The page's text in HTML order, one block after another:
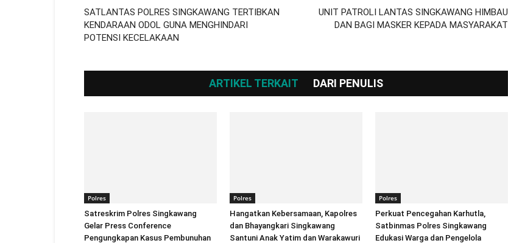
SATLANTAS POLRES SINGKAWANG TERTIBKAN
KENDARAAN ODOL GUNA MENGHINDARI
POTENSI KECELAKAAN
UNIT PATROLI LANTAS SINGKAWANG HIMBAU
DAN BAGI MASKER KEPADA MASYARAKAT
ARTIKEL TERKAIT DARI PENULIS
Polres
Satreskrim Polres Singkawang
Gelar Press Conference
Pengungkapan Kasus Pembunuhan
Polres
Hangatkan Kebersamaan, Kapolres
dan Bhayangkari Singkawang
Santuni Anak Yatim dan Warakawuri
Polres
Perkuat Pencegahan Karhutla,
Satbinmas Polres Singkawang
Edukasi Warga dan Pengelola